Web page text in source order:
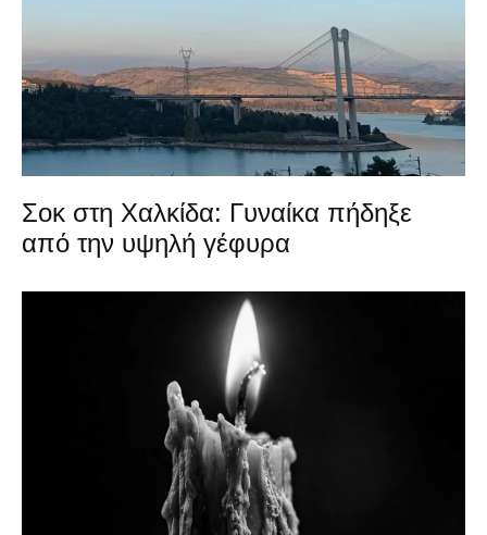
Σοκ στη Χαλκίδα: Γυναίκα πήδηξε
από την υψηλή γέφυρα